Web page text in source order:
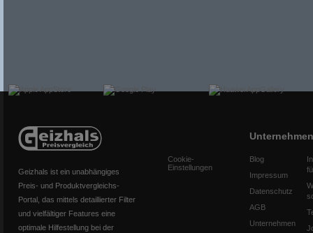
Geizhals ist ein unabhängiges
Preis- und Produktvergleichs-
Portal, das mittels detaillierter Filter
und vielfältiger Features eine
optimale Hilfestellung bei der
Cookie-
Einstellungen
Unternehmen
Blog
Impressum
Datenschutz
AGB
Unternehmen